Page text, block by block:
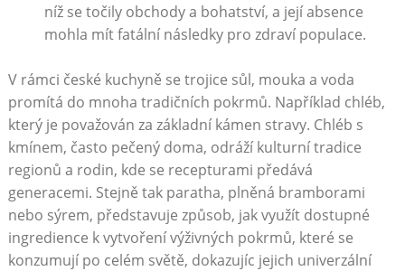
níž se točily obchody a bohatství, a její absence
mohla mít fatální následky pro zdraví populace.
V rámci české kuchyně se trojice sůl, mouka a voda
promítá do mnoha tradičních pokrmů. Například chléb,
který je považován za základní kámen stravy. Chléb s
kmínem, často pečený doma, odráží kulturní tradice
regionů a rodin, kde se recepturami předává
generacemi. Stejně tak paratha, plněná bramborami
nebo sýrem, představuje způsob, jak využít dostupné
ingredience k vytvoření výživných pokrmů, které se
konzumují po celém světě, dokazujíc jejich univerzální